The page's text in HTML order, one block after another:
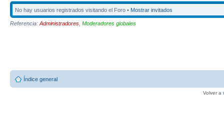
No hay usuarios registrados visitando el Foro • Mostrar invitados
Referencia: Administradores Moderadores globales
Índice general
Volver a